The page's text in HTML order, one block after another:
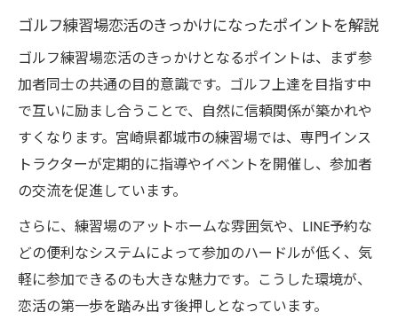
るコツ
夫
ゴルフ練習場恋活で忙しい人も両立できる
理由
気負わず参加できるゴルフ練習場での出会い方
ゴルフ練習場恋活で気軽に始める出会いの
コツ
緊張しないゴルフ練習場恋活の参加方法を
紹介
ゴルフ練習場恋活で自然体を保つポイント
ゴルフ練習場恋活のきっかけになったポイントを解説
ゴルフ練習場恋活のきっかけとなるポイントは、まず参
加者同士の共通の目的意識です。ゴルフ上達を目指す中
で互いに励まし合うことで、自然に信頼関係が築かれや
すくなります。宮崎県都城市の練習場では、専門インス
トラクターが定期的に指導やイベントを開催し、参加者
の交流を促進しています。
さらに、練習場のアットホームな雰囲気や、LINE予約な
どの便利なシステムによって参加のハードルが低く、気
軽に参加できるのも大きな魅力です。こうした環境が、
恋活の第一歩を踏み出す後押しとなっています。